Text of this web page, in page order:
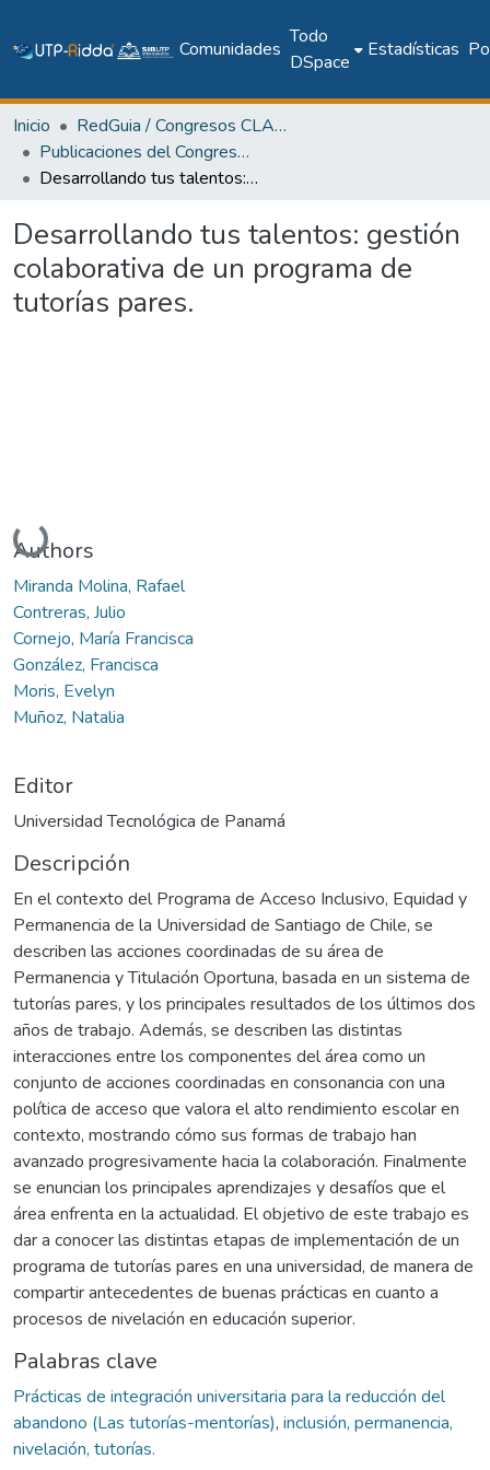
Comunidades
Todo
DSpace
Estadísticas
Inicio
RedGuia / Congresos CLABES
Publicaciones del Congreso Internacional CLABES
Desarrollando tus talentos: gestión colaborativa de un programa de tutorías pares.
Desarrollando tus talentos: gestión
colaborativa de un programa de
tutorías pares.
Cargando...
Authors
Miranda Molina, Rafael
Contreras, Julio
Cornejo, María Francisca
González, Francisca
Moris, Evelyn
Muñoz, Natalia
Editor
Universidad Tecnológica de Panamá
Descripción
En el contexto del Programa de Acceso Inclusivo, Equidad y
Permanencia de la Universidad de Santiago de Chile, se
describen las acciones coordinadas de su área de
Permanencia y Titulación Oportuna, basada en un sistema de
tutorías pares, y los principales resultados de los últimos dos
años de trabajo. Además, se describen las distintas
interacciones entre los componentes del área como un
conjunto de acciones coordinadas en consonancia con una
política de acceso que valora el alto rendimiento escolar en
contexto, mostrando cómo sus formas de trabajo han
avanzado progresivamente hacia la colaboración. Finalmente
se enuncian los principales aprendizajes y desafíos que el
área enfrenta en la actualidad. El objetivo de este trabajo es
dar a conocer las distintas etapas de implementación de un
programa de tutorías pares en una universidad, de manera de
compartir antecedentes de buenas prácticas en cuanto a
procesos de nivelación en educación superior.
Palabras clave
Prácticas de integración universitaria para la reducción del
abandono (Las tutorías-mentorías), inclusión, permanencia,
nivelación, tutorías.